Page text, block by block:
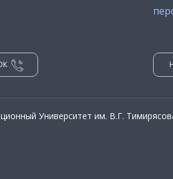
Университет им. В.Г.